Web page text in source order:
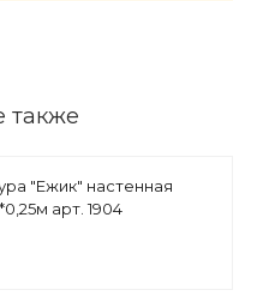
также
"Ежик" настенная
арт. 1904